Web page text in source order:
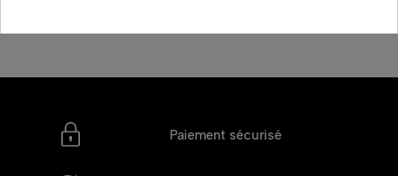
Paiement sécurisé